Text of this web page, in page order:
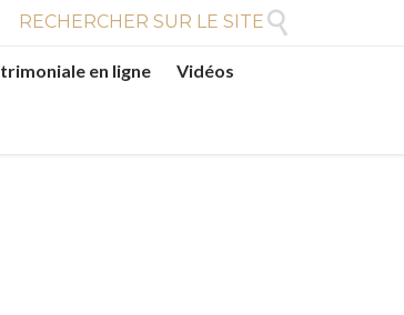
RECHERCHER SUR LE SITE 
en ligne Vidéos